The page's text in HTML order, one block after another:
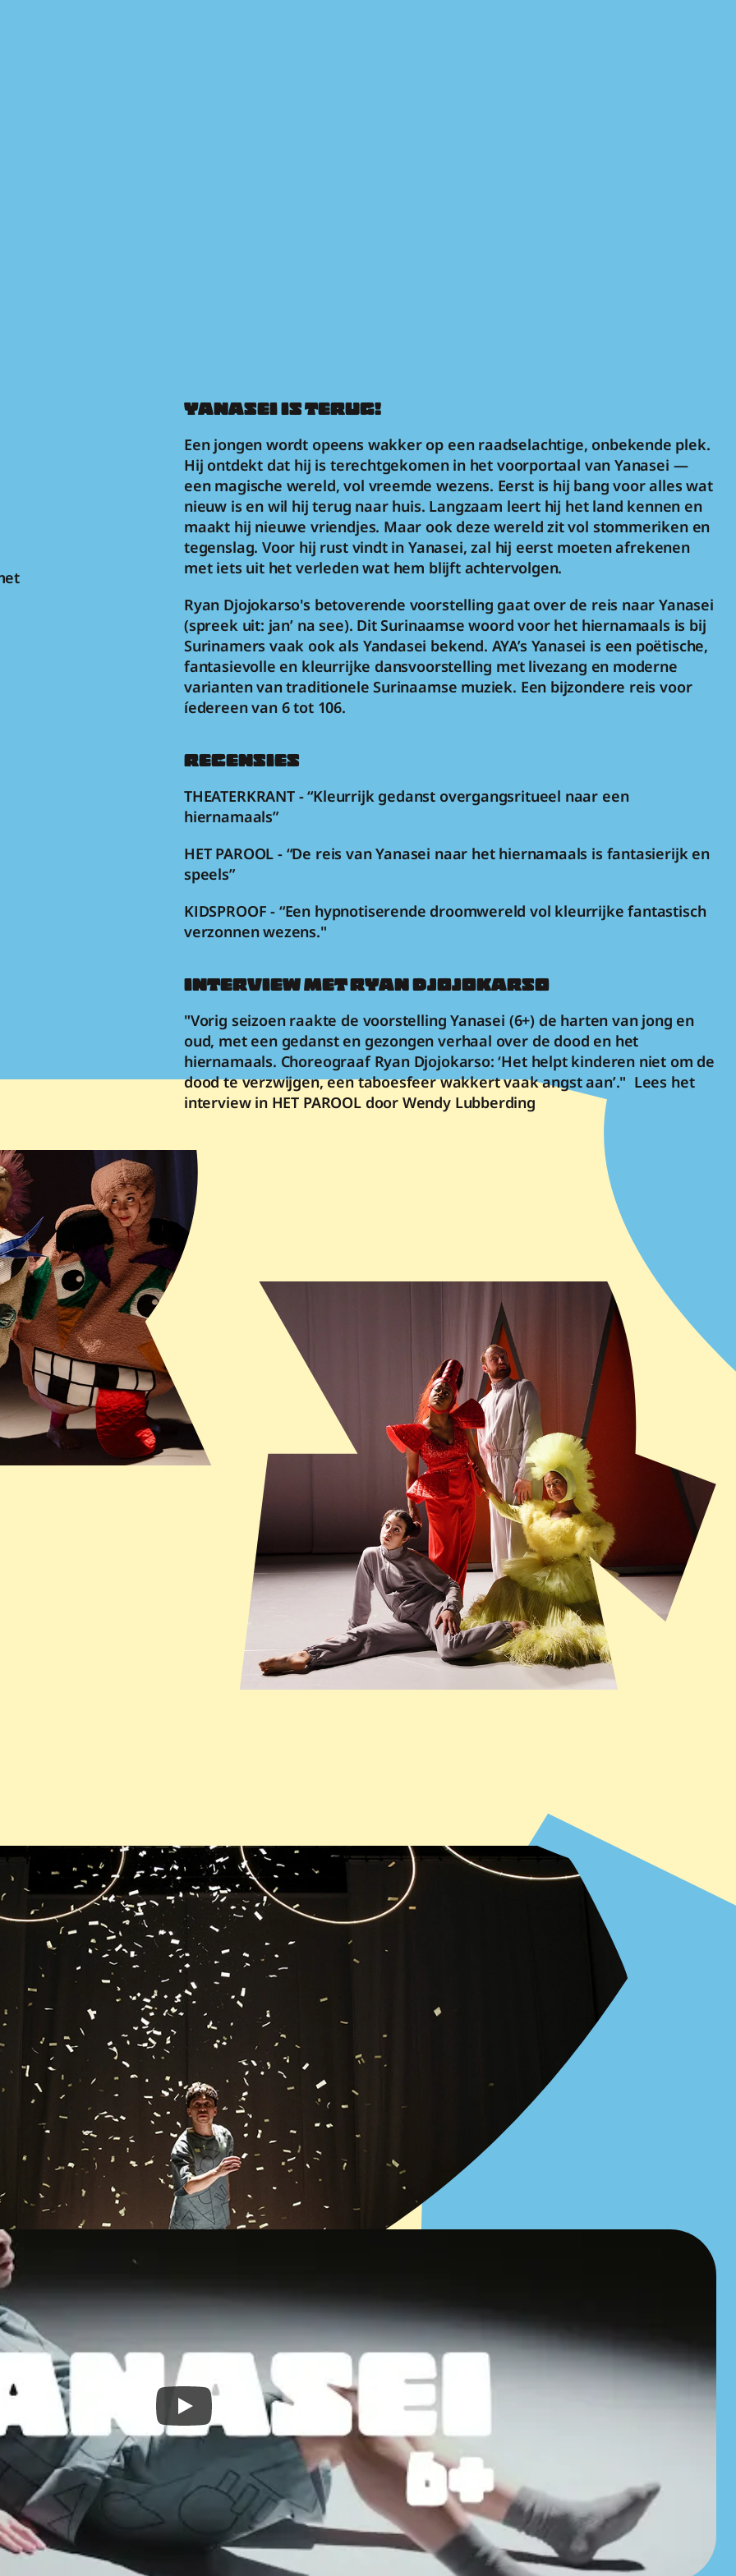
YANASEI IS TERUG!
Een jongen wordt opeens wakker op een raadselachtige, onbekende plek.
Hij ontdekt dat hij is terechtgekomen in het voorportaal van Yanasei —
een magische wereld, vol vreemde wezens. Eerst is hij bang voor alles wat
nieuw is en wil hij terug naar huis. Langzaam leert hij het land kennen en
maakt hij nieuwe vriendjes. Maar ook deze wereld zit vol stommeriken en
tegenslag. Voor hij rust vindt in Yanasei, zal hij eerst moeten afrekenen
met iets uit het verleden wat hem blijft achtervolgen.
Ryan Djojokarso's betoverende voorstelling gaat over de reis naar Yanasei
(spreek uit: jan’ na see). Dit Surinaamse woord voor het hiernamaals is bij
Surinamers vaak ook als Yandasei bekend. AYA’s Yanasei is een poëtische,
fantasievolle en kleurrijke dansvoorstelling met livezang en moderne
varianten van traditionele Surinaamse muziek. Een bijzondere reis voor
íedereen van 6 tot 106.
RECENSIES
THEATERKRANT - “Kleurrijk gedanst overgangsritueel naar een
hiernamaals”
HET PAROOL - “De reis van Yanasei naar het hiernamaals is fantasierijk en
speels”
KIDSPROOF - “Een hypnotiserende droomwereld vol kleurrijke fantastisch
verzonnen wezens."
INTERVIEW MET RYAN DJOJOKARSO
"Vorig seizoen raakte de voorstelling Yanasei (6+) de harten van jong en
oud, met een gedanst en gezongen verhaal over de dood en het
hiernamaals. Choreograaf Ryan Djojokarso: ‘Het helpt kinderen niet om de
dood te verzwijgen, een taboesfeer wakkert vaak angst aan’."  Lees het
interview in HET PAROOL door Wendy Lubberding